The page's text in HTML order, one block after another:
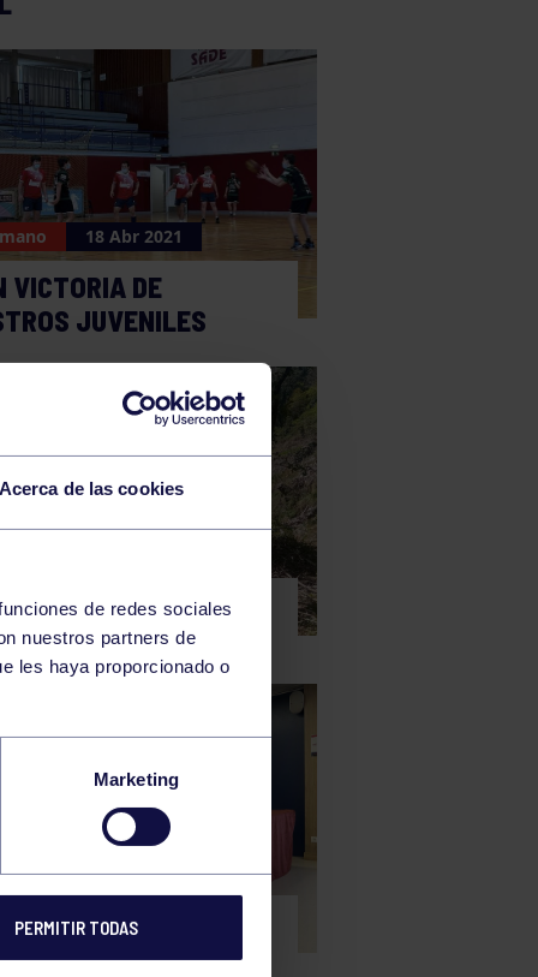
de las cookies
de redes sociales
nuestros partners de
les haya proporcionado o
Marketing
PERMITIR TODAS
18 Abr 2021
VICTORIA DE
JUVENILES
EXCURSIÓN EN
16 Abr 2021
OFICIAL DE
VERANO